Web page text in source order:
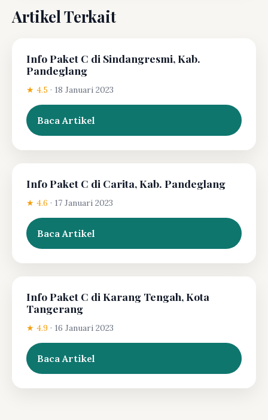
Artikel Terkait
Info Paket C di Sindangresmi, Kab.
Pandeglang
★ 4.5 · 18 Januari 2023
Baca Artikel
Info Paket C di Carita, Kab. Pandeglang
★ 4.6 · 17 Januari 2023
Baca Artikel
Info Paket C di Karang Tengah, Kota
Tangerang
★ 4.9 · 16 Januari 2023
Baca Artikel